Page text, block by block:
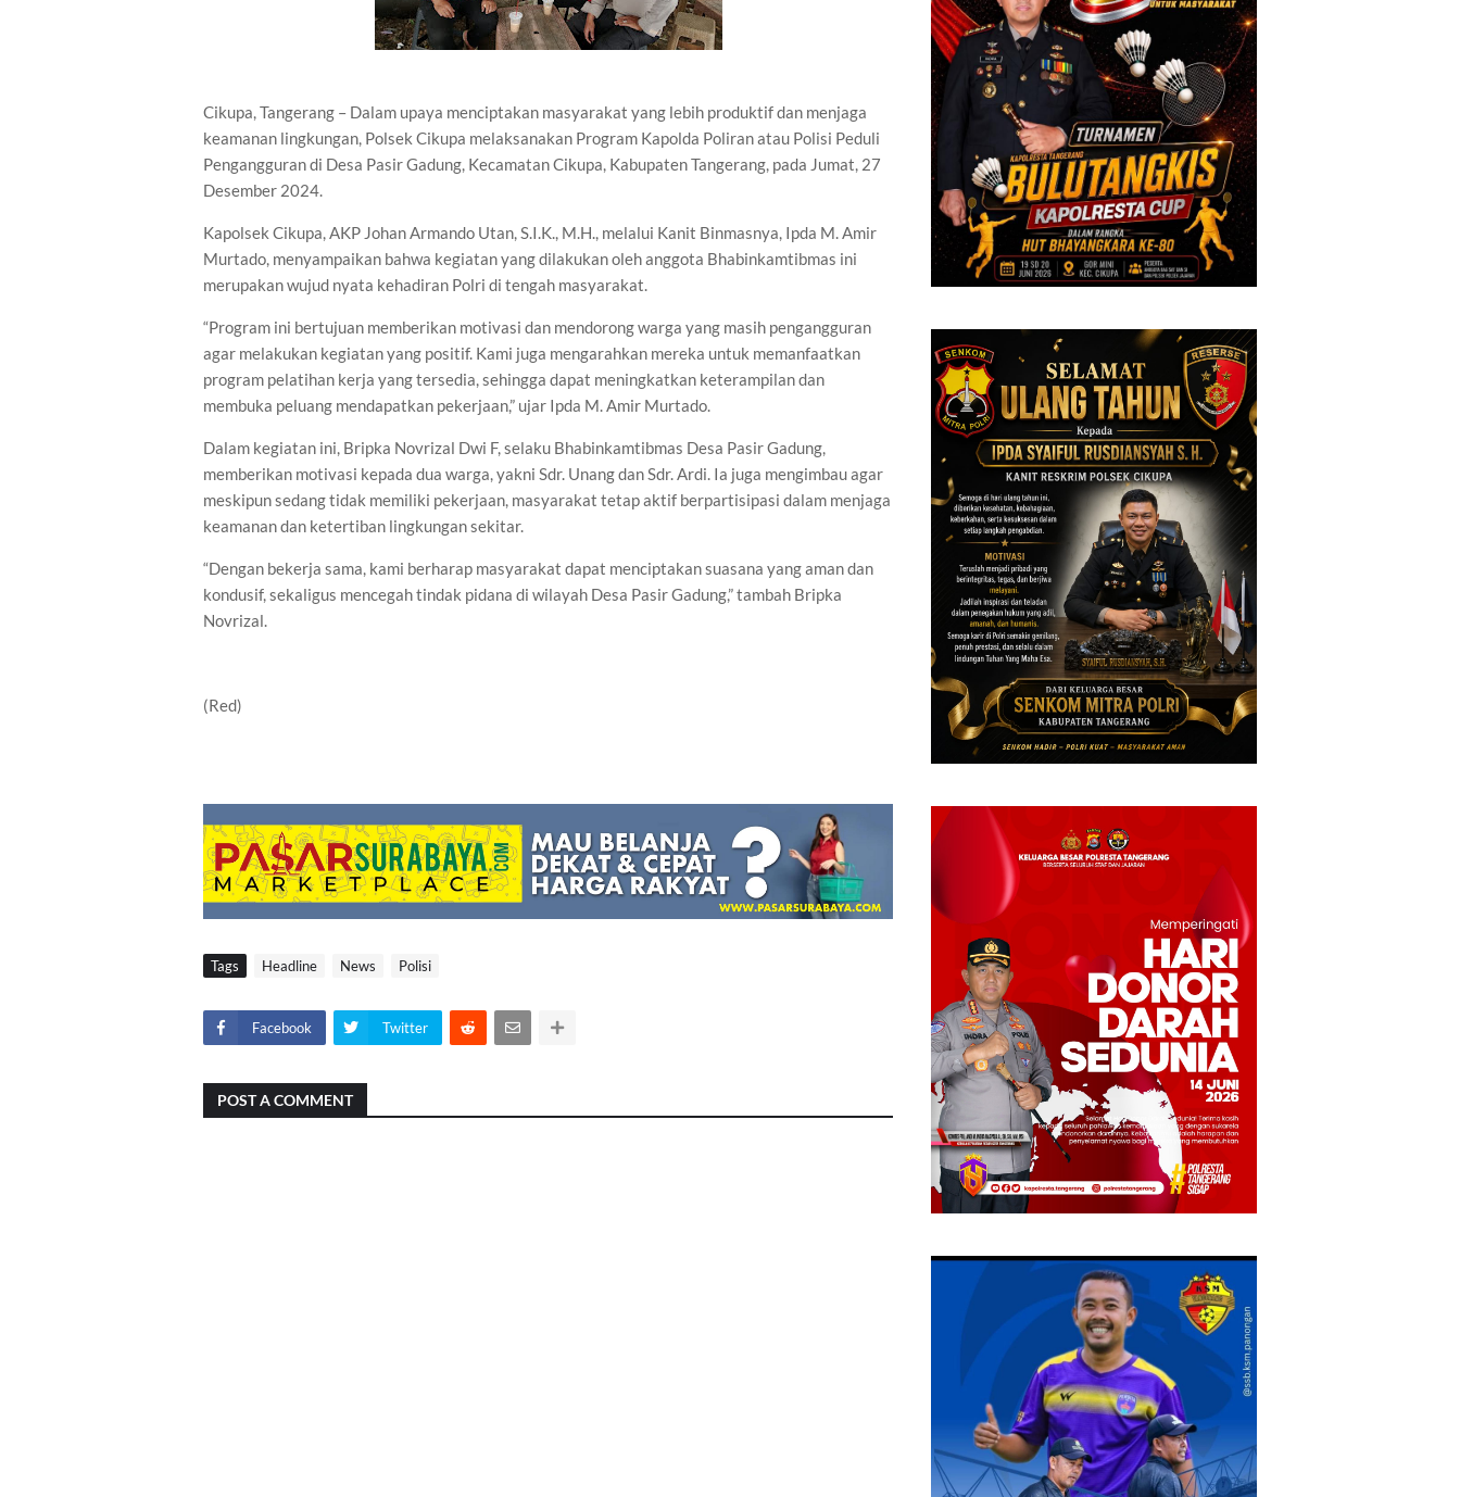
Cikupa, Tangerang – Dalam upaya menciptakan masyarakat yang lebih produktif dan menjaga
keamanan lingkungan, Polsek Cikupa melaksanakan Program Kapolda Poliran atau Polisi Peduli
Pengangguran di Desa Pasir Gadung, Kecamatan Cikupa, Kabupaten Tangerang, pada Jumat, 27
Desember 2024.
Kapolsek Cikupa, AKP Johan Armando Utan, S.I.K., M.H., melalui Kanit Binmasnya, Ipda M. Amir
Murtado, menyampaikan bahwa kegiatan yang dilakukan oleh anggota Bhabinkamtibmas ini
merupakan wujud nyata kehadiran Polri di tengah masyarakat.
“Program ini bertujuan memberikan motivasi dan mendorong warga yang masih pengangguran
agar melakukan kegiatan yang positif. Kami juga mengarahkan mereka untuk memanfaatkan
program pelatihan kerja yang tersedia, sehingga dapat meningkatkan keterampilan dan
membuka peluang mendapatkan pekerjaan,” ujar Ipda M. Amir Murtado.
Dalam kegiatan ini, Bripka Novrizal Dwi F, selaku Bhabinkamtibmas Desa Pasir Gadung,
memberikan motivasi kepada dua warga, yakni Sdr. Unang dan Sdr. Ardi. Ia juga mengimbau agar
meskipun sedang tidak memiliki pekerjaan, masyarakat tetap aktif berpartisipasi dalam menjaga
keamanan dan ketertiban lingkungan sekitar.
“Dengan bekerja sama, kami berharap masyarakat dapat menciptakan suasana yang aman dan
kondusif, sekaligus mencegah tindak pidana di wilayah Desa Pasir Gadung,” tambah Bripka
Novrizal.
(Red)
Tags Headline News Polisi
Facebook Twitter
POST A COMMENT